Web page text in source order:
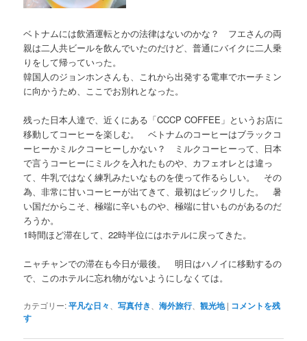
ベトナムには飲酒運転とかの法律はないのかな？ フエさんの両
親は二人共ビールを飲んでいたのだけど、普通にバイクに二人乗
りをして帰っていった。
韓国人のジョンホンさんも、これから出発する電車でホーチミン
に向かうため、ここでお別れとなった。
残った日本人達で、近くにある「CCCP COFFEE」というお店に
移動してコーヒーを楽しむ。 ベトナムのコーヒーはブラックコ
ーヒーかミルクコーヒーしかない？ ミルクコーヒーって、日本
で言うコーヒーにミルクを入れたものや、カフェオレとは違っ
て、牛乳ではなく練乳みたいなものを使って作るらしい。 その
為、非常に甘いコーヒーが出てきて、最初はビックリした。 暑
い国だからこそ、極端に辛いものや、極端に甘いものがあるのだ
ろうか。
1時間ほど滞在して、22時半位にはホテルに戻ってきた。
ニャチャンでの滞在も今日が最後。 明日はハノイに移動するの
で、このホテルに忘れ物がないようにしなくては。
カテゴリー:平凡な日々 、写真付き 、海外旅行、観光地 | コメントを残
す